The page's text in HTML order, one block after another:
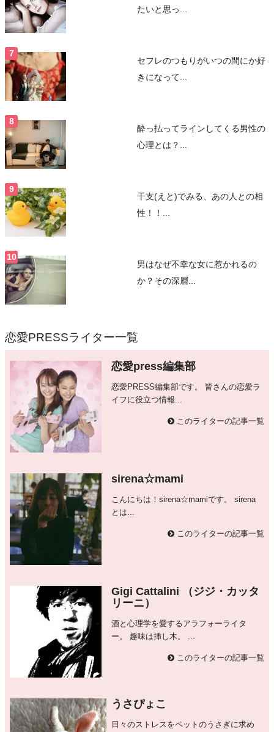
たいと思っ...
セフレのつもりがいつの間にか好
きになって...
酔っ払ってラインしてくる男性の
心理とは？...
干支(えと)でみる、あの人との相
性！！...
男はなぜ不幸な女に惹かれるの
か？その深層...
恋愛PRESSライター一覧
恋愛press編集部
恋愛PRESS編集部です。 皆さんの恋愛ラ
イフに役立つ情報...
このライターの記事一覧
sirena☆mami
こんにちは！sirena☆mamiです。 sirena
とは...
このライターの記事一覧
Gigi Cattalini （ジジ・カッタ
リーニ）
酒と心理学を愛するアラフォーライタ
ー。 趣味は挿し木。 ...
このライターの記事一覧
うさぴょこ
日々のストレスをペットのうさぎに求め